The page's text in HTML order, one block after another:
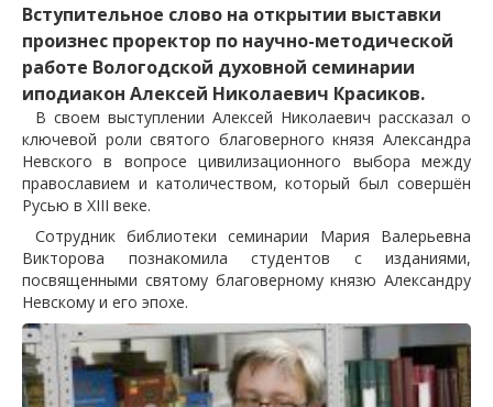
Вступительное слово на открытии выставки
произнес проректор по научно-методической
работе Вологодской духовной семинарии
иподиакон Алексей Николаевич Красиков.
В своем выступлении Алексей Николаевич рассказал о
ключевой роли святого благоверного князя Александра
Невского в вопросе цивилизационного выбора между
православием и католичеством, который был совершён
Русью в XIII веке.
Сотрудник библиотеки семинарии Мария Валерьевна
Викторова познакомила студентов с изданиями,
посвященными святому благоверному князю Александру
Невскому и его эпохе.